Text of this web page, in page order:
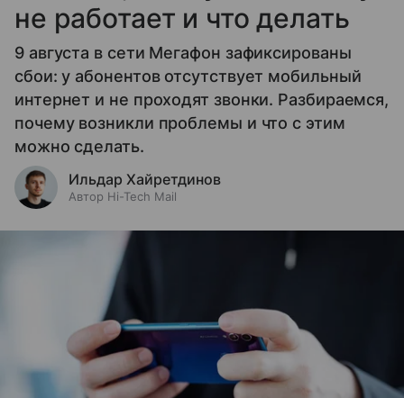
не работает и что делать
9 августа в сети Мегафон зафиксированы
сбои: у абонентов отсутствует мобильный
интернет и не проходят звонки. Разбираемся,
почему возникли проблемы и что с этим
можно сделать.
Ильдар Хайретдинов
Автор Hi-Tech Mail